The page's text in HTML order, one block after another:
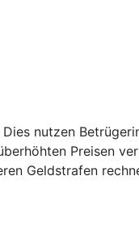
nutzen
Preisen
Geldstrafen